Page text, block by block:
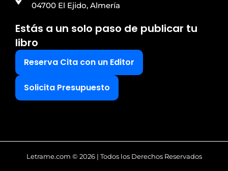
04700 El Ejido, Almería
Estás a un solo paso de publicar tu
libro
Reserva Cita con un Editor
Solicita Presupuesto
Letrame.com © 2026 | Todos los Derechos Reservados